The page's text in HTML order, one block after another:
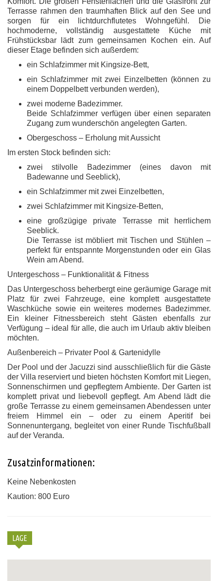
Terrasse rahmen den traumhaften Blick auf den See und
sorgen für ein lichtdurchflutetes Wohngefühl. Die
hochmoderne, vollständig ausgestattete Küche mit
Frühstücksbar lädt zum gemeinsamen Kochen ein. Auf
dieser Etage befinden sich außerdem:
ein Schlafzimmer mit Kingsize-Bett,
ein Schlafzimmer mit zwei Einzelbetten (können zu
einem Doppelbett verbunden werden),
zwei moderne Badezimmer.
Beide Schlafzimmer verfügen über einen separaten
Zugang zum wunderschön angelegten Garten.
Obergeschoss – Erholung mit Aussicht
Im ersten Stock befinden sich:
zwei stilvolle Badezimmer (eines davon mit
Badewanne und Seeblick),
ein Schlafzimmer mit zwei Einzelbetten,
zwei Schlafzimmer mit Kingsize-Betten,
eine großzügige private Terrasse mit herrlichem
Seeblick.
Die Terrasse ist möbliert mit Tischen und Stühlen –
perfekt für entspannte Morgenstunden oder ein Glas
Wein am Abend.
Untergeschoss – Funktionalität & Fitness
Das Untergeschoss beherbergt eine geräumige Garage mit
Platz für zwei Fahrzeuge, eine komplett ausgestattete
Waschküche sowie ein weiteres modernes Badezimmer.
Ein kleiner Fitnessbereich steht Gästen ebenfalls zur
Verfügung – ideal für alle, die auch im Urlaub aktiv bleiben
möchten.
Außenbereich – Privater Pool & Gartenidylle
Der Pool und der Jacuzzi sind ausschließlich für die Gäste
der Villa reserviert und bieten höchsten Komfort mit Liegen,
Sonnenschirmen und gepflegtem Ambiente. Der Garten ist
komplett privat und liebevoll gepflegt. Am Abend lädt die
große Terrasse zu einem gemeinsamen Abendessen unter
freiem Himmel ein – oder zu einem Aperitif bei
Sonnenuntergang, begleitet von einer Runde Tischfußball
auf der Veranda.
Zusatzinformationen:
Keine Nebenkosten
Kaution: 800 Euro
LAGE